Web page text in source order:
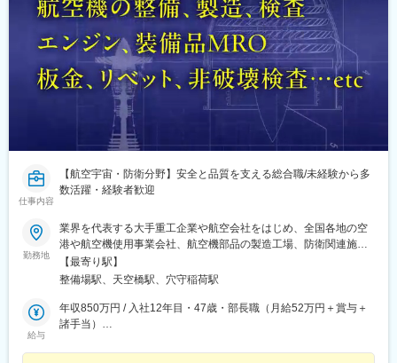
仕事内容
【航空宇宙・防衛分野】安全と品質を支える総合職/未経験から多
数活躍・経験者歓迎
勤務地
業界を代表する大手重工企業や航空会社をはじめ、全国各地の空
港や航空機使用事業会社、航空機部品の製造工場、防衛関連施設
などで勤務可能★関東・東海・近畿エリア積極採用中《エリア別
プロジェクト例》■東京、神奈川、千葉、埼玉、茨城、栃木航空
機材の整備、保守点検航空機部品の検査/管理/搬出入防衛省特殊車
両の製造/検査■愛知、岐阜、長野航空機の整備/製造/検査防衛装備
ベット航空機エンジンの製造・検査★生産管理、技術、品質保証
【最寄り駅】
整備場駅、天空橋駅、穴守稲荷駅
給与
年収850万円 / 入社12年目・47歳・部長職（月給52万円＋賞与＋
諸手当）
諸手当）